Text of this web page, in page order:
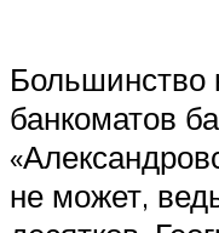
Большинство
банкоматов
не может,